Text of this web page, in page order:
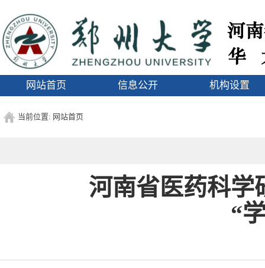
网站首页 信息公开 机构设置
当前位置: 网站首页
河南省医药科学
“